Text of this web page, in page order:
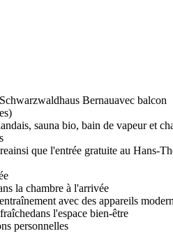
Bernauavec balcon
sauna bio, bain de vapeur et
ainsi que l'entrée gratuite au Hans-
la chambre à l'arrivée
avec des appareils
dans l'espace bien-être
personnelles